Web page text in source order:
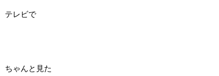
テレビで
ちゃんと見た